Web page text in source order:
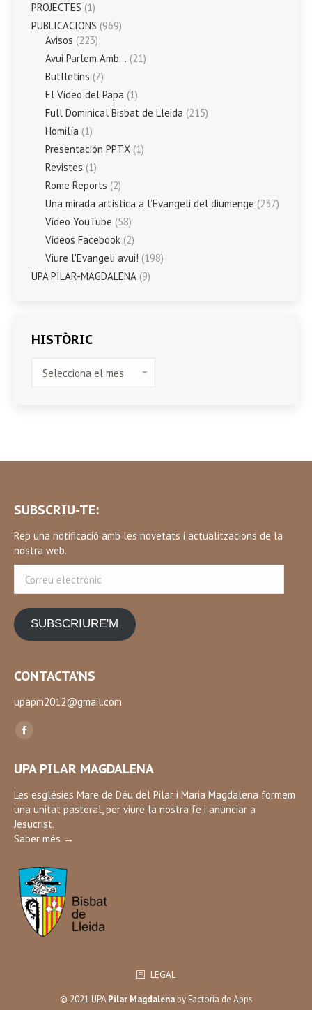
PROJECTES (1)
PUBLICACIONS (969)
Avisos (223)
Avui Parlem Amb… (21)
Butlletins (7)
El Vídeo del Papa (1)
Full Dominical Bisbat de Lleida (215)
Homilía (1)
Presentación PPTX (1)
Revistes (1)
Rome Reports (2)
Una mirada artística a l’Evangeli del diumenge (237)
Vídeo YouTube (58)
Vídeos Facebook (2)
Viure l'Evangeli avui! (198)
UPA PILAR-MAGDALENA (9)
HISTÒRIC
SUBSCRIU-TE:
Rep una notificació amb les novetats i actualitzacions de la
nostra web.
electrònic
SUBSCRIURE'M
CONTACTA’NS
upapm2012@gmail.com
Find us on:
Facebook
opens
in
new
window
UPA PILAR MAGDALENA
Les esglésies Mare de Déu del Pilar i Maria Magdalena formem
una unitat pastoral, per viure la nostra fe i anunciar a
Jesucrist.
Saber més →
LEGAL
© 2021 UPAPilar Magdalenaby Factoria de Apps